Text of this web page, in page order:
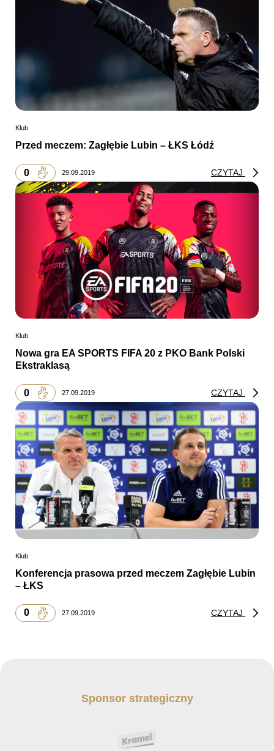
Klub
Przed meczem: Zagłębie Lubin – ŁKS Łódź
0 29.09.2019 CZYTAJ
Klub
Nowa gra EA SPORTS FIFA 20 z PKO Bank Polski
Ekstraklasą
0 27.09.2019 CZYTAJ
Klub
Konferencja prasowa przed meczem Zagłębie Lubin
– ŁKS
0 27.09.2019 CZYTAJ
Sponsor strategiczny